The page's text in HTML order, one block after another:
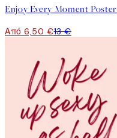
Enjoy Every Moment Poster
Από 6,50 €13 €